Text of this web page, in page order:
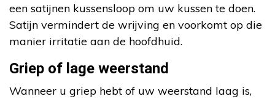
een satijnen kussensloop om uw kussen te doen.
Satijn vermindert de wrijving en voorkomt op die
manier irritatie aan de hoofdhuid.
Griep of lage weerstand
Wanneer u griep hebt of uw weerstand laag is,